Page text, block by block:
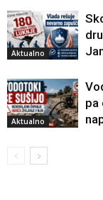
Aktualno
Aktualno
pa